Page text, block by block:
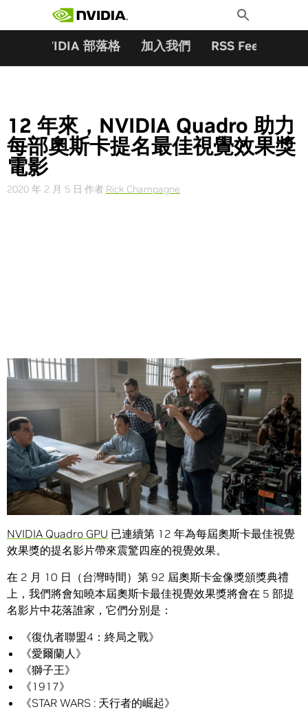
Toggle
Search
NVIDIA 部落格 加入我們 RSS Feeds
12 年來，NVIDIA Quadro 助力
每部奧斯卡提名最佳視覺效果獎
電影
2020 年 2 月 5 日 作者 Rick Champagne
Share
從虛擬獅子到超級反派，NVIDIA Quadro在電影迷人圖像背
後“施加魔法”。
NVIDIA Quadro GPU 已連續第 12 年為每屆奧斯卡最佳視覺
效果獎的提名影片帶來震驚四座的視覺效果。
在 2 月 10 日（台灣時間）第 92 屆奧斯卡金像獎頒獎典禮
上，我們將會知曉本屆奧斯卡最佳視覺效果獎將會在 5 部提
名影片中花落誰家，它們分別是：
《復仇者聯盟4：終局之戰》
《愛爾蘭人》
《獅子王》
《1917》
《STAR WARS : 天行者的崛起》